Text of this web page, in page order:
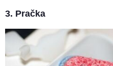
3. Pračka